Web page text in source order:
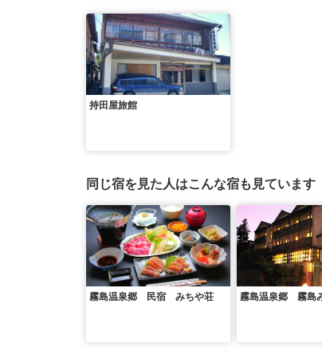
持田屋旅館
同じ宿を見た人はこんな宿も見ています
霧島温泉郷 民宿 みちや荘 霧島温泉郷 霧島